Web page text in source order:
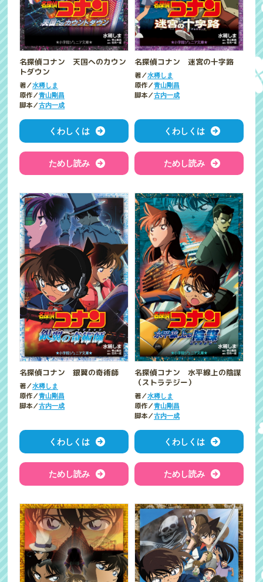
名探偵コナン 天国へのカウン
トダウン
著／水稀しま
原作／青山剛昌
脚本／古内一成
くわしくは
ためし読み
名探偵コナン 迷宮の十字路
著／水稀しま
原作／青山剛昌
脚本／古内一成
くわしくは
ためし読み
名探偵コナン 銀翼の奇術師
著／水稀しま
原作／青山剛昌
脚本／古内一成
くわしくは
ためし読み
名探偵コナン 水平線上の陰謀
（ストラテジー）
著／水稀しま
原作／青山剛昌
脚本／古内一成
くわしくは
ためし読み